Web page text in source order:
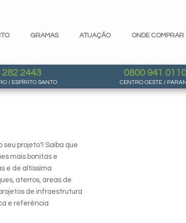
GRAMAS ATUAÇÃO ONDE COMPRAR
282 2443
/ ESPÍRITO SANTO
0800 941
CENTRO OESTE /
seu projeto? Saiba que
mais bonitas e
e de altíssima
aterros, áreas de
de infraestrutura
e referência